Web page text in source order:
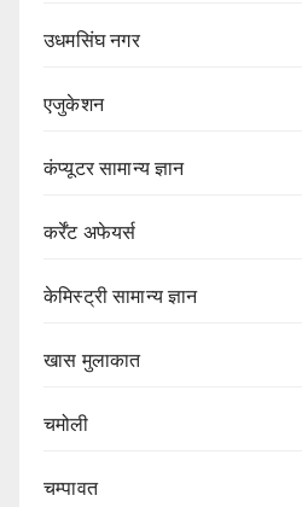
उधमसिंघ नगर
एजुकेशन
कंप्यूटर सामान्य ज्ञान
कर्रेंट अफेयर्स
केमिस्ट्री सामान्य ज्ञान
खास मुलाकात
चमोली
चम्पावत